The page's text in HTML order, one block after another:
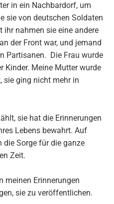
in ein Nachbardorf, um
sie von deutschen Soldaten
nahmen sie eine andere
der Front war, und jemand
Partisanen. Die Frau wurde
Kinder. Meine Mutter wurde
sie ging nicht mehr in
sie hat die Erinnerungen
Lebens bewahrt. Auf
die Sorge für die ganze
Zeit.
meinen Erinnerungen
sie zu veröffentlichen.